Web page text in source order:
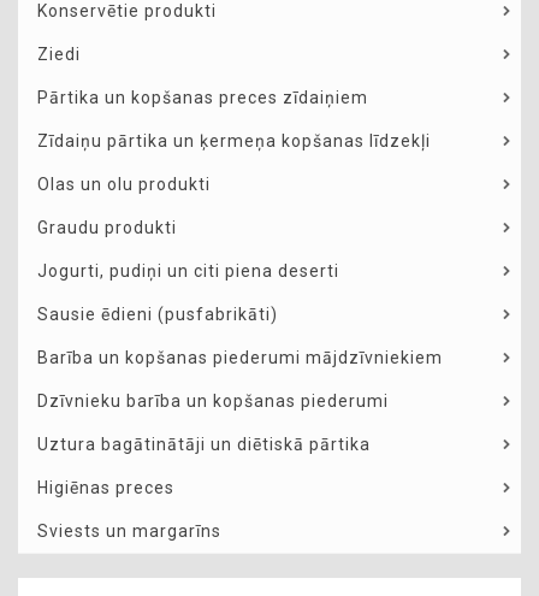
Konservētie produkti
Ziedi
Pārtika un kopšanas preces zīdaiņiem
Zīdaiņu pārtika un ķermeņa kopšanas līdzekļi
Olas un olu produkti
Graudu produkti
Jogurti, pudiņi un citi piena deserti
Sausie ēdieni (pusfabrikāti)
Barība un kopšanas piederumi mājdzīvniekiem
Dzīvnieku barība un kopšanas piederumi
Uztura bagātinātāji un diētiskā pārtika
Higiēnas preces
Sviests un margarīns